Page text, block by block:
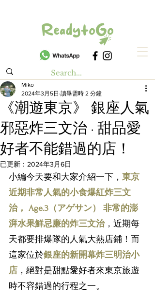
《潮遊東京》 銀座人氣
邪惡炸三文治 · 甜品愛
好者不能錯過的店！
Miko
2024年3月5日 讀畢需時 2 分鐘
已更新： 2024年3月6日
小編今天要和大家介紹一下， 東京
近期非常人氣的小食爆紅炸三文
治， Age.3（アゲサン） 非常的澎
湃水果鮮忌廉的炸三文治，近期每
天都要排爆隊的人氣大熱店鋪！而
這家位於銀座的新開幕炸三明治小
店 ，絕對是甜點愛好者來東京旅遊
時不容錯過的行程之一。